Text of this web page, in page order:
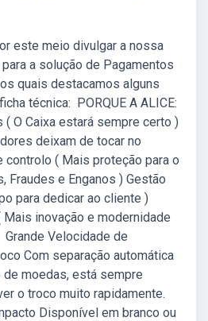
este meio divulgar a nossa
a solução de Pagamentos
quais destacamos alguns
técnica: PORQUE A ALICE:
( O Caixa estará sempre certo )
deixam de tocar no
controlo ( Mais proteção para o
Fraudes e Enganos ) Gestão
para dedicar ao cliente )
inovação e modernidade
Velocidade de
Com separação automática
de moedas, está sempre
o troco muito rapidamente.
Disponível em branco ou